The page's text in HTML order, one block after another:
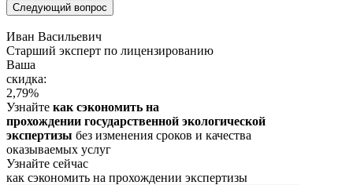
Следующий вопрос
Иван Васильевич
Cтарший эксперт по лицензированию
Ваша
скидка:
2,79%
Узнайте как сэкономить на
прохождении государственной экологической
экспертизы без изменения сроков и качества
оказываемых услуг
Узнайте сейчас
как сэкономить на прохождении экспертизы